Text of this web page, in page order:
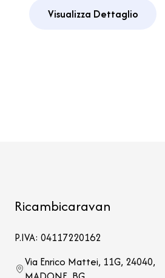
Secumotion Duo
Visualizza Dettaglio
Ricambicaravan
P.IVA: 04117220162
Via Enrico Mattei, 11G, 24040,